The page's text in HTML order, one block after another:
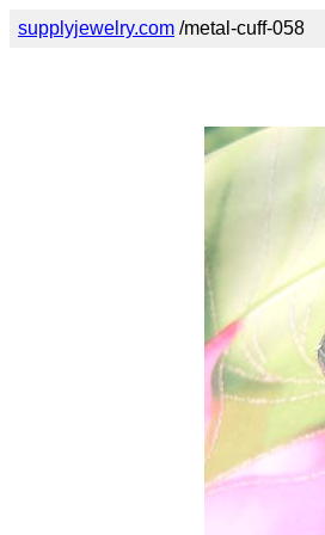
supplyjewelry.com /metal-cuff-058